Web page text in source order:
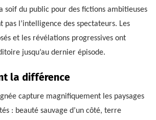
soif du public pour des fictions ambitieuses
pas l’intelligence des spectateurs. Les
et les révélations progressives ont
jusqu’au dernier épisode.
la différence
capture magnifiquement les paysages
: beauté sauvage d’un côté, terre